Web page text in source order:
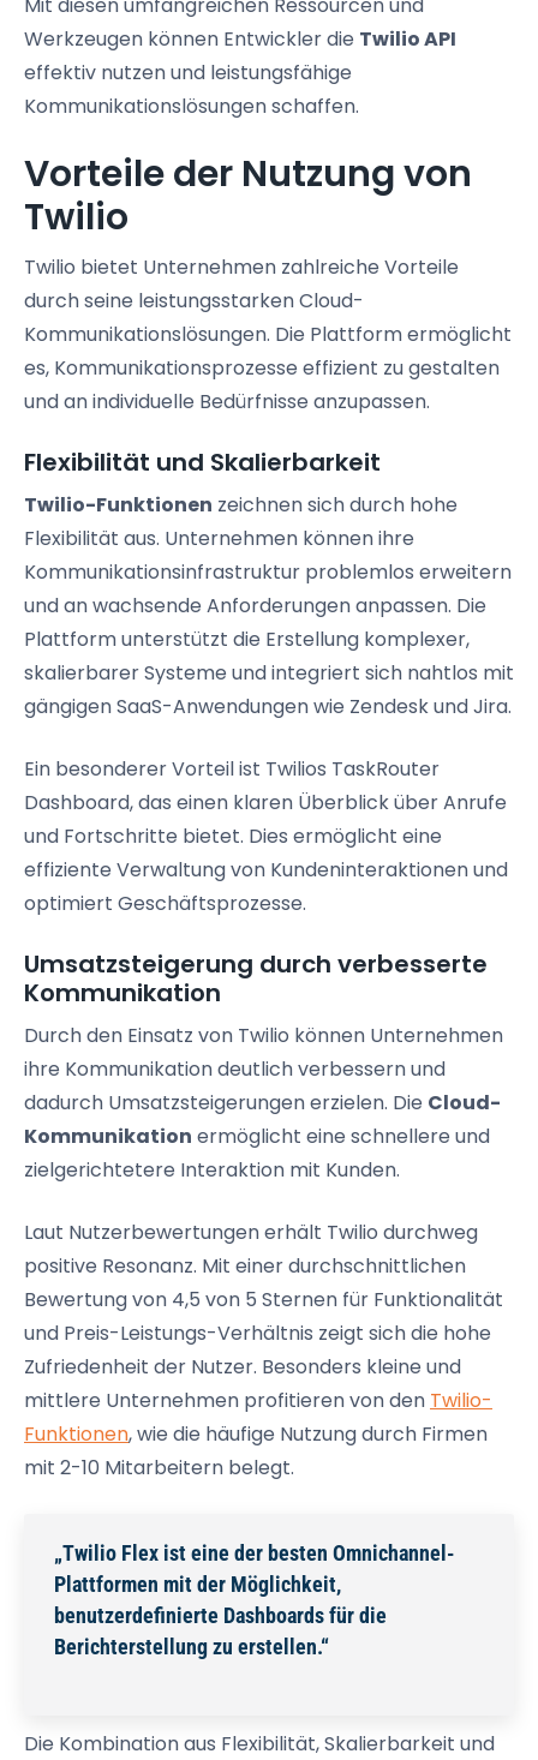
Mit diesen umfangreichen Ressourcen und
Werkzeugen können Entwickler die Twilio API
effektiv nutzen und leistungsfähige
Kommunikationslösungen schaffen.
Vorteile der Nutzung von
Twilio
Twilio bietet Unternehmen zahlreiche Vorteile
durch seine leistungsstarken Cloud-
Kommunikationslösungen. Die Plattform ermöglicht
es, Kommunikationsprozesse effizient zu gestalten
und an individuelle Bedürfnisse anzupassen.
Flexibilität und Skalierbarkeit
Twilio-Funktionen zeichnen sich durch hohe
Flexibilität aus. Unternehmen können ihre
Kommunikationsinfrastruktur problemlos erweitern
und an wachsende Anforderungen anpassen. Die
Plattform unterstützt die Erstellung komplexer,
skalierbarer Systeme und integriert sich nahtlos mit
gängigen SaaS-Anwendungen wie Zendesk und Jira.
Ein besonderer Vorteil ist Twilios TaskRouter
Dashboard, das einen klaren Überblick über Anrufe
und Fortschritte bietet. Dies ermöglicht eine
effiziente Verwaltung von Kundeninteraktionen und
optimiert Geschäftsprozesse.
Umsatzsteigerung durch verbesserte
Kommunikation
Durch den Einsatz von Twilio können Unternehmen
ihre Kommunikation deutlich verbessern und
dadurch Umsatzsteigerungen erzielen. Die Cloud-
Kommunikation ermöglicht eine schnellere und
zielgerichtetere Interaktion mit Kunden.
Laut Nutzerbewertungen erhält Twilio durchweg
positive Resonanz. Mit einer durchschnittlichen
Bewertung von 4,5 von 5 Sternen für Funktionalität
und Preis-Leistungs-Verhältnis zeigt sich die hohe
Zufriedenheit der Nutzer. Besonders kleine und
mittlere Unternehmen profitieren von den Twilio-
Funktionen, wie die häufige Nutzung durch Firmen
mit 2-10 Mitarbeitern belegt.
„Twilio Flex ist eine der besten Omnichannel-
Plattformen mit der Möglichkeit,
benutzerdefinierte Dashboards für die
Berichterstellung zu erstellen.“
Die Kombination aus Flexibilität, Skalierbarkeit und